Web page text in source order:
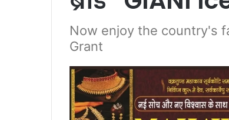
Now enjoy the country's
Grant